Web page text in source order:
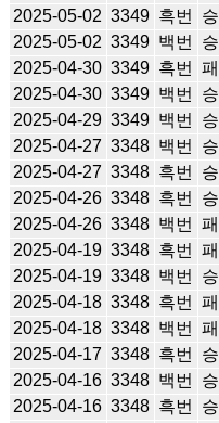
2025-05-02 3349 흑번 승
2025-05-02 3349 백번 승
2025-04-30 3349 흑번 패
2025-04-30 3349 백번 승
2025-04-29 3349 백번 승
2025-04-27 3348 백번 승
2025-04-27 3348 흑번 승
2025-04-26 3348 흑번 승
2025-04-26 3348 백번 패
2025-04-19 3348 흑번 패
2025-04-19 3348 백번 승
2025-04-18 3348 흑번 패
2025-04-18 3348 백번 패
2025-04-17 3348 흑번 승
2025-04-16 3348 백번 승
2025-04-16 3348 흑번 승